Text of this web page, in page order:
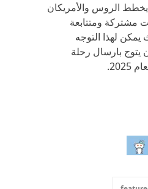
يخطط الروس والأمريكان
مشتركة ومتتابعة
لهذا التوجه
يتوج بارسال رحلة